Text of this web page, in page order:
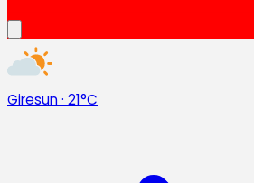
Giresun· 21°C